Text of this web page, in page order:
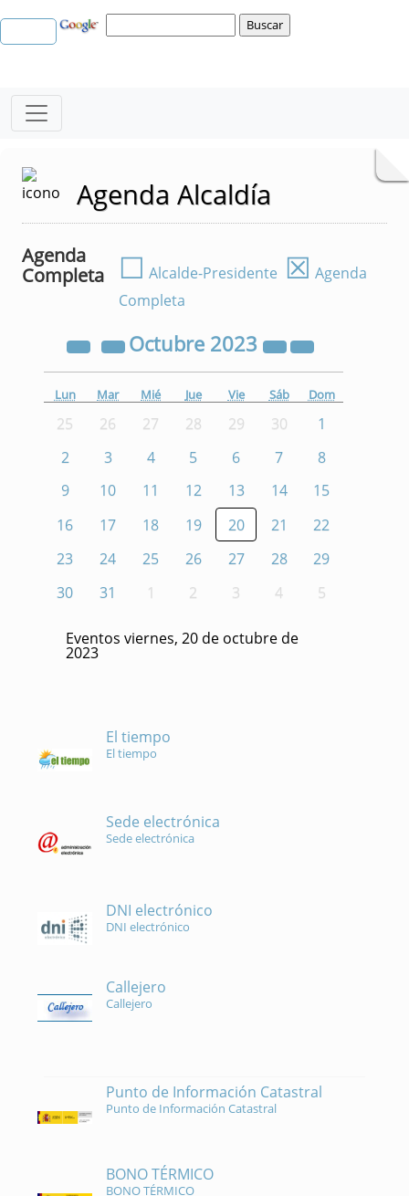
Agenda Alcaldía
Agenda
Completa
☐ Alcalde-Presidente ☒ Agenda
Completa
Octubre 2023
Lun Mar Mié Jue Vie Sáb Dom
25 26 27 28 29 30
1
2
3 4 5 6 7
8
9
10 11 12 13 14
15
16
17 18 19 20 21
22
23
24 25 26 27 28
29
30
31 1 2 3 4 5
Eventos viernes, 20 de octubre de
2023
El tiempo
El tiempo
Sede electrónica
Sede electrónica
DNI electrónico
DNI electrónico
Callejero
Callejero
Punto de Información Catastral
Punto de Información Catastral
BONO TÉRMICO
BONO TÉRMICO